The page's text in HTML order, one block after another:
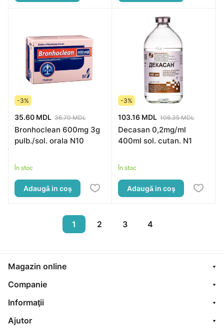
-3%
35.60 MDL 36.70 MDL
Bronhoclean 600mg 3g
pulb./sol. orala N10
În stoc
Adaugă in coş
-3%
103.16 MDL 106.35 MDL
Decasan 0,2mg/ml
400ml sol. cutan. N1
În stoc
Adaugă in coş
1 2 3 4
Magazin online
Companie
Informaţii
Ajutor